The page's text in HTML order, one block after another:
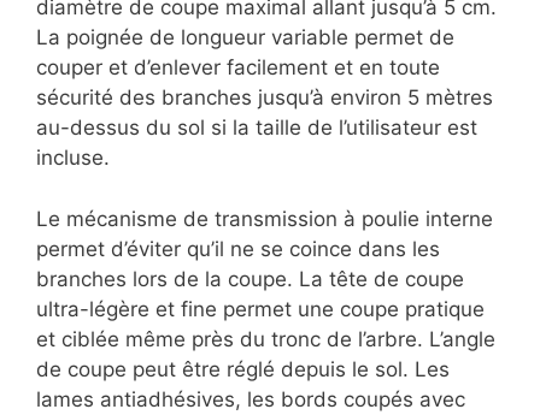
diamètre de coupe maximal allant jusqu’à 5 cm.
La poignée de longueur variable permet de
couper et d’enlever facilement et en toute
sécurité des branches jusqu’à environ 5 mètres
au-dessus du sol si la taille de l’utilisateur est
incluse.
Le mécanisme de transmission à poulie interne
permet d’éviter qu’il ne se coince dans les
branches lors de la coupe. La tête de coupe
ultra-légère et fine permet une coupe pratique
et ciblée même près du tronc de l’arbre. L’angle
de coupe peut être réglé depuis le sol. Les
lames antiadhésives, les bords coupés avec